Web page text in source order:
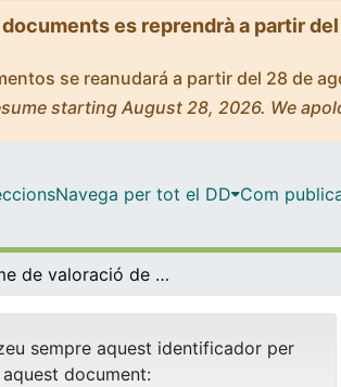
es reprendrà a partir
se reanudará a partir del 28 de
starting August 28, 2026. We
Navega per tot el DD Com
Informe de valoració de material docent
sempre aquest identificador per
document: